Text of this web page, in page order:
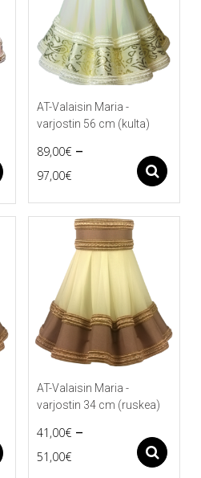
valinnat
tuotteen
sivulla.
Asetukset
AT-Valaisin Maria -
varjostin 56 cm (kulta)
89,00€ –
97,00€Price
range:
89,00€
through
97,00€
tuotteella
useampi
muunnelma.
tehdä
valinnat
tuotteen
sivulla.
Asetukset
AT-Valaisin Maria -
varjostin 34 cm (ruskea)
41,00€ –
51,00€Price